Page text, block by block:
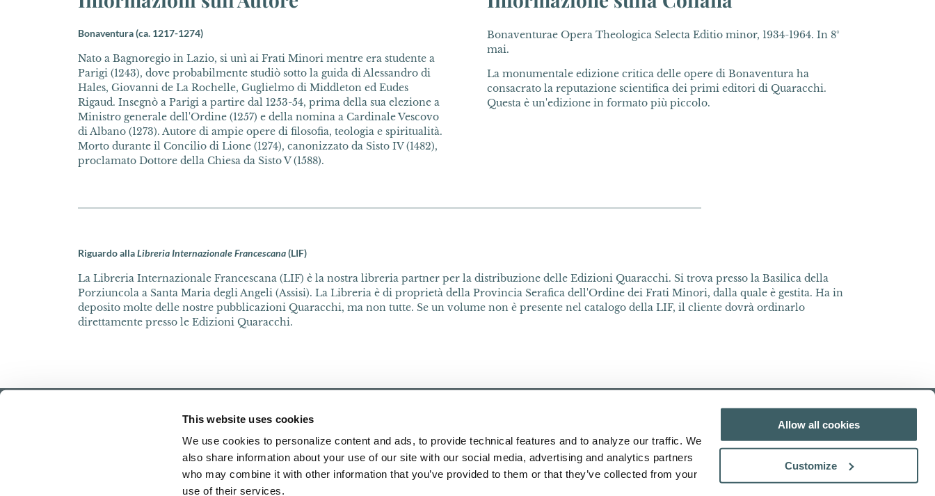
This website uses cookies
We use cookies to personalize content and ads, to provide technical features and to analyze our traffic. We
also share information about your use of our site with our social media, advertising and analytics partners
who may combine it with other information that you’ve provided to them or that they’ve collected from your
use of their services.
Allow all cookies
Customize
Bonaventura (ca. 1217-1274)
Nato a Bagnoregio in Lazio, si unì ai Frati Minori mentre era studente a
Parigi (1243), dove probabilmente studiò sotto la guida di Alessandro di
Hales, Giovanni de La Rochelle, Guglielmo di Middleton ed Eudes
Rigaud. Insegnò a Parigi a partire dal 1253-54, prima della sua elezione a
Ministro generale dell'Ordine (1257) e della nomina a Cardinale Vescovo
di Albano (1273). Autore di ampie opere di filosofia, teologia e spiritualità.
Morto durante il Concilio di Lione (1274), canonizzato da Sisto IV (1482),
proclamato Dottore della Chiesa da Sisto V (1588).
Bonaventurae Opera Theologica Selecta Editio minor, 1934-1964. In 8°
mai.
La monumentale edizione critica delle opere di Bonaventura ha
consacrato la reputazione scientifica dei primi editori di Quaracchi.
Questa è un'edizione in formato più piccolo.
Riguardo allaLibreria Internazionale Francescana(LIF)
La Libreria Internazionale Francescana (LIF) è la nostra libreria partner per la distribuzione delle Edizioni Quaracchi. Si trova presso la Basilica della
Porziuncola a Santa Maria degli Angeli (Assisi). La Libreria è di proprietà della Provincia Serafica dell'Ordine dei Frati Minori, dalla quale è gestita. Ha in
deposito molte delle nostre pubblicazioni Quaracchi, ma non tutte. Se un volume non è presente nel catalogo della LIF, il cliente dovrà ordinarlo
direttamente presso le Edizioni Quaracchi.